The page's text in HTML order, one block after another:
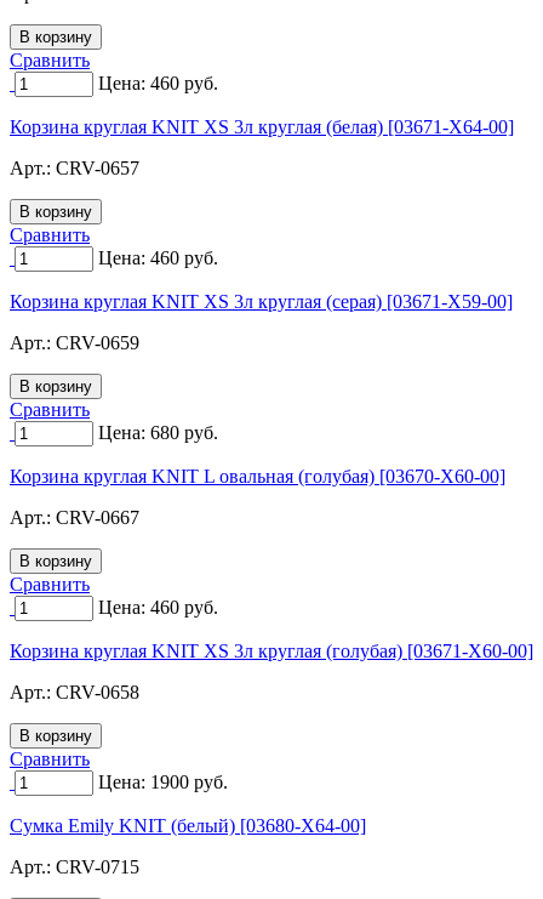
Сравнить
Цена: 460 руб.
Корзина круглая KNIT XS 3л круглая (белая) [03671-X64-00]
Арт.: CRV-0657
Сравнить
Цена: 460 руб.
Корзина круглая KNIT XS 3л круглая (серая) [03671-X59-00]
Арт.: CRV-0659
Сравнить
Цена: 680 руб.
Корзина круглая KNIT L овальная (голубая) [03670-X60-00]
Арт.: CRV-0667
Сравнить
Цена: 460 руб.
Корзина круглая KNIT XS 3л круглая (голубая) [03671-X60-00]
Арт.: CRV-0658
Сравнить
Цена: 1900 руб.
Сумка Emily KNIT (белый) [03680-X64-00]
Арт.: CRV-0715